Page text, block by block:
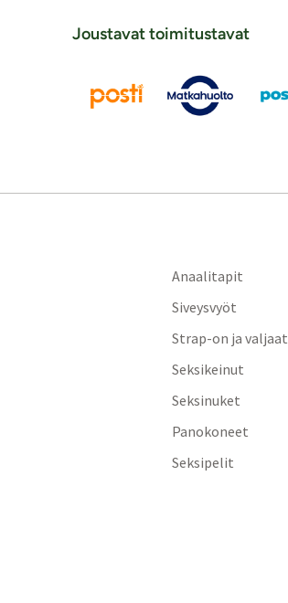
Joustavat toimitustavat
Anaalitapit
Siveysvyöt
Strap-on ja valjaat
Seksikeinut
Seksinuket
Panokoneet
Seksipelit